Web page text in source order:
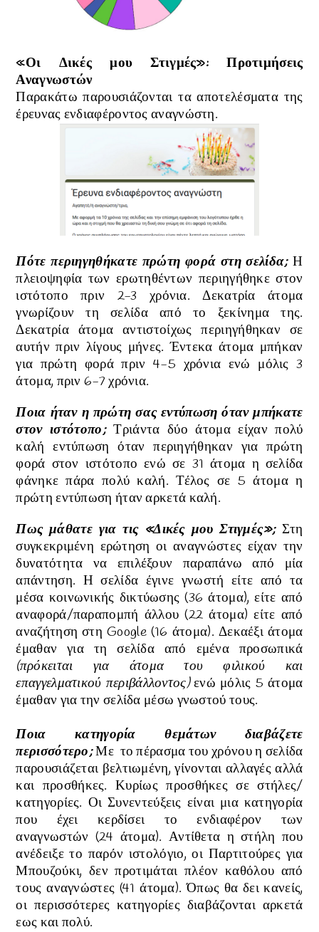
«Οι Δικές μου Στιγμές»:
Προτιμήσεις
Αναγνωστών
Παρακάτω παρουσιάζονται τα αποτελέσματα της
έρευνας ενδιαφέροντος αναγνώστη.
Πότε περιηγηθήκατε πρώτη φορά στη σελίδα;Η
πλειοψηφία των ερωτηθέντων περιηγήθηκε στον
ιστότοπο πριν 2-3 χρόνια. Δεκατρία άτομα
γνωρίζουν τη σελίδα από το ξεκίνημα της.
Δεκατρία άτομα αντιστοίχως περιηγήθηκαν σε
αυτήν πριν λίγους μήνες. Έντεκα άτομα μπήκαν
για πρώτη φορά πριν 4-5 χρόνια ενώ μόλις 3
άτομα, πριν 6-7 χρόνια.
Ποια ήταν η πρώτη σας εντύπωση όταν μπήκατε
στον ιστότοπο;Τριάντα δύο άτομα είχαν πολύ
καλή εντύπωση όταν περιηγήθηκαν για πρώτη
φορά στον ιστότοπο ενώ σε 31 άτομα η σελίδα
φάνηκε πάρα πολύ καλή. Τέλος σε 5 άτομα η
πρώτη εντύπωση ήταν αρκετά καλή.
Πως μάθατε για τις «Δικές μου Στιγμές»;Στη
συγκεκριμένη ερώτηση οι αναγνώστες είχαν την
δυνατότητα να επιλέξουν παραπάνω από μία
απάντηση. Η σελίδα έγινε γνωστή είτε από τα
μέσα κοινωνικής δικτύωσης (36 άτομα), είτε από
αναφορά/παραπομπή άλλου (22 άτομα) είτε από
αναζήτηση στη Google (16 άτομα). Δεκαέξι άτομα
έμαθαν για τη σελίδα από εμένα προσωπικά
(πρόκειται για άτομα του φιλικού και
επαγγελματικού περιβάλλοντος)ενώ μόλις 5 άτομα
έμαθαν για την σελίδα μέσω γνωστού τους.
Ποια κατηγορία θεμάτων διαβάζετε
περισσότερο;Με το πέρασμα του χρόνου η σελίδα
παρουσιάζεται βελτιωμένη, γίνονται αλλαγές αλλά
και προσθήκες. Κυρίως προσθήκες σε στήλες/
κατηγορίες. Οι Συνεντεύξεις είναι μια κατηγορία
που έχει κερδίσει το ενδιαφέρον των
αναγνωστών (24 άτομα). Αντίθετα η στήλη που
ανέδειξε το παρόν ιστολόγιο, οι Παρτιτούρες για
Μπουζούκι, δεν προτιμάται πλέον καθόλου από
τους αναγνώστες (41 άτομα). Όπως θα δει κανείς,
οι περισσότερες κατηγορίες διαβάζονται αρκετά
εως και πολύ.